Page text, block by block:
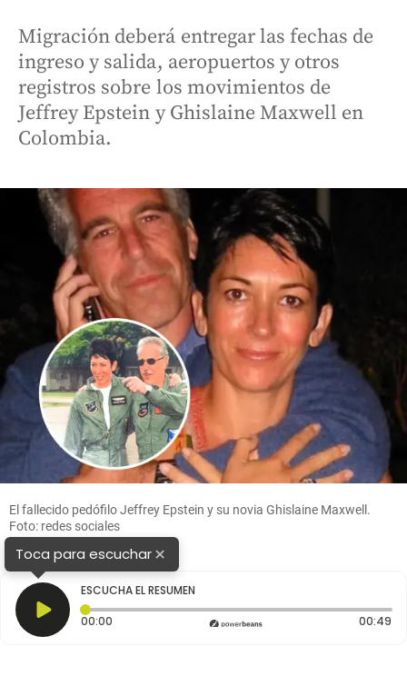
Migración deberá entregar las fechas de
ingreso y salida, aeropuertos y otros
registros sobre los movimientos de
Jeffrey Epstein y Ghislaine Maxwell en
Colombia.
El fallecido pedófilo Jeffrey Epstein y su novia Ghislaine Maxwell.
Foto: redes sociales
Toca para escuchar×
ESCUCHA EL RESUMEN
00:00 Tiempo transcurrido: 0 segundos 00:49